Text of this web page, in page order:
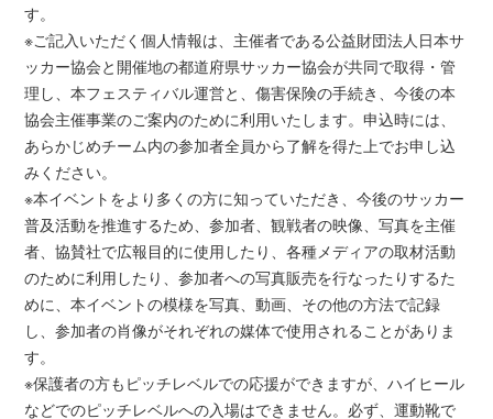
す。
※ご記入いただく個人情報は、主催者である公益財団法人日本サ
ッカー協会と開催地の都道府県サッカー協会が共同で取得・管
理し、本フェスティバル運営と、傷害保険の手続き、今後の本
協会主催事業のご案内のために利用いたします。申込時には、
あらかじめチーム内の参加者全員から了解を得た上でお申し込
みください。
※本イベントをより多くの方に知っていただき、今後のサッカー
普及活動を推進するため、参加者、観戦者の映像、写真を主催
者、協賛社で広報目的に使用したり、各種メディアの取材活動
のために利用したり、参加者への写真販売を行なったりするた
めに、本イベントの模様を写真、動画、その他の方法で記録
し、参加者の肖像がそれぞれの媒体で使用されることがありま
す。
※保護者の方もピッチレベルでの応援ができますが、ハイヒール
などでのピッチレベルへの入場はできません。必ず、運動靴で